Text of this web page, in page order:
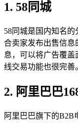
1. 58同城
58同城是国内知名
合卖家发布出售信息
息，可以将广告覆
线交易功能也很完善
2. 阿里巴巴
阿里巴巴旗下的B2B